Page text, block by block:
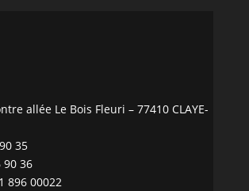
allée Le Bois Fleuri – 77410 CLAYE-
35
90 36
896 00022